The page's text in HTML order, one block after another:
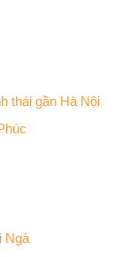
thái gần Hà Nội
Ngà